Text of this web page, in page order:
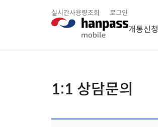
실시간사용량조회 로그인
개통신청
1:1 상담문의